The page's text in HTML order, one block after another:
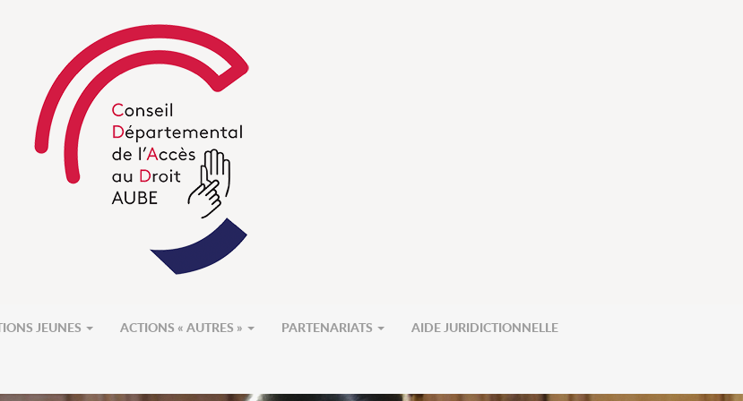
JEUNES ACTIONS « AUTRES » PARTENARIATS AIDE JURIDICTIONNELLE